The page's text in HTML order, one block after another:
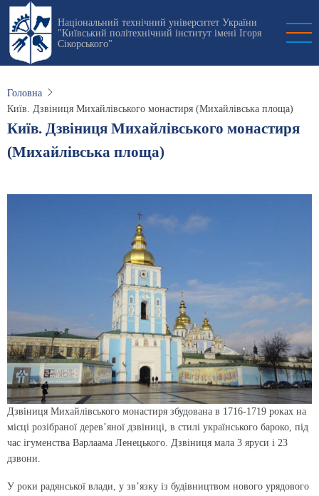
Перейти
основного
вмісту
Національний технічний університет України
"Київський політехнічний інститут імені Ігоря
Сікорського"
Головна
Київ. Дзвіниця Михайлівського монастиря (Михайлівська площа)
Київ. Дзвіниця Михайлівського монастиря
(Михайлівська площа)
Дзвіниця Михайлівського монастиря збудована в 1716-1719 роках на
місці розібраної дерев’яної дзвіниці, в стилі українського бароко, під
час ігуменства Варлаама Ленецького. Дзвіниця мала 3 яруси і 23
дзвони.
У роки радянської влади, у зв’язку із будівництвом нового урядового